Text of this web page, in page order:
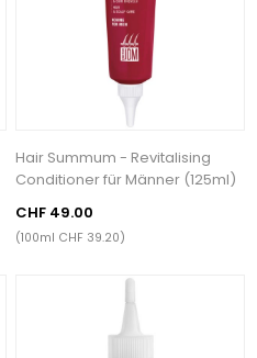
Hair Summum - Revitalising
Conditioner für Männer (125ml)
CHF 49.00
(100ml CHF 39.20)